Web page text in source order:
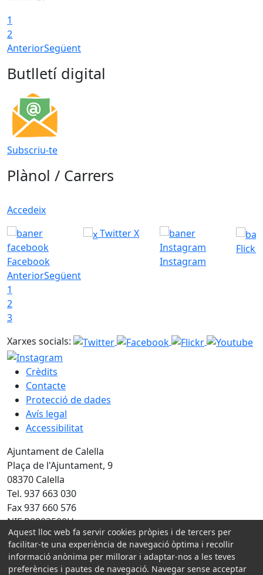
1
2
AnteriorSegüent
Butlletí digital
Subscriu-te
Plànol / Carrers
Accedeix
Facebook
Twitter X
Instagram
Flickr
AnteriorSegüent
1
2
3
Xarxes socials:
Crèdits
Contacte
Protecció de dades
Avís legal
Accessibilitat
Ajuntament de Calella
Plaça de l'Ajuntament, 9
08370 Calella
Tel. 937 663 030
Fax 937 660 576
NIF P0803500H
Amb la col·laboració de:
Aquest lloc web fa servir cookies pròpies i de tercers per
facilitar-te una experiència de navegació òptima i recollir
informació anònima per millorar i adaptar-nos a les teves
preferències i pautes de navegació. Navegar sense acceptar